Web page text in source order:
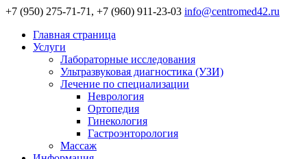
+7 (950) 275-71-71, +7 (960) 911-23-03 info@centromed42.ru
Главная страница
Услуги
Лабораторные исследования
Ультразвуковая диагностика (УЗИ)
Лечение по специализации
Неврология
Ортопедия
Гинекология
Гастроэнторология
Массаж